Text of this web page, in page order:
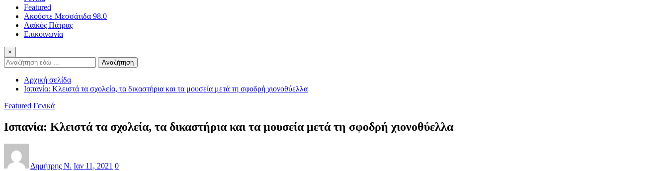
Featured
Ακούστε Μεσσάτιδα 98.0
Λαϊκός Πάτρας
Επικοινωνία
×
Αναζήτηση
Αρχική σελίδα
Ισπανία: Κλειστά τα σχολεία, τα δικαστήρια και τα μουσεία μετά τη σφοδρή χιονοθύελλα
Featured Γενικά
Ισπανία: Κλειστά τα σχολεία, τα δικαστήρια και τα μουσεία μετά τη σφοδρή χιονοθύελλα
Δημήτρης Ν. Ιαν 11, 2021 0